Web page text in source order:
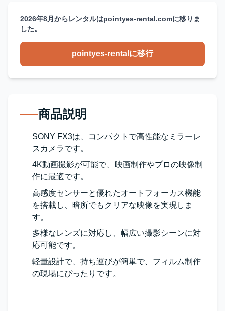
2026年8月からレンタルはpointyes-rental.comに移りま
した。
pointyes-rentalに移行
商品説明
SONY FX3は、コンパクトで高性能なミラーレ
スカメラです。
4K動画撮影が可能で、映画制作やプロの映像制
作に最適です。
高感度センサーと優れたオートフォーカス機能
を搭載し、暗所でもクリアな映像を実現しま
す。
多様なレンズに対応し、幅広い撮影シーンに対
応可能です。
軽量設計で、持ち運びが簡単で、フィルム制作
の現場にぴったりです。